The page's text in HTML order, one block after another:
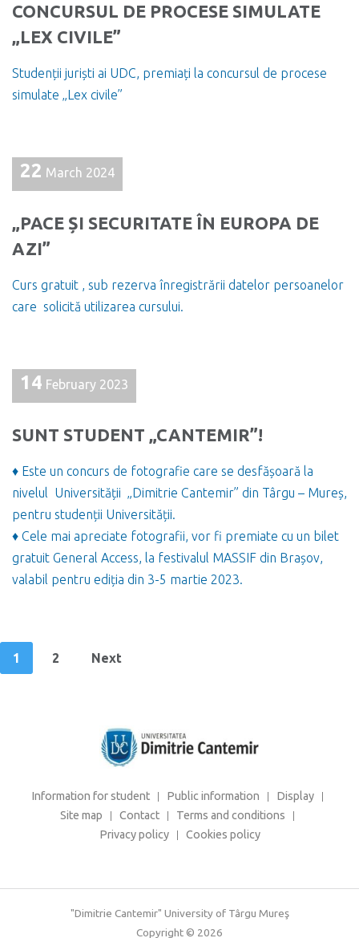
CONCURSUL DE PROCESE SIMULATE
„LEX CIVILE”
Studenții juriști ai UDC, premiați la concursul de procese
simulate „Lex civile”
22 March 2024
„PACE ȘI SECURITATE ÎN EUROPA DE
AZI”
Curs gratuit , sub rezerva înregistrării datelor persoanelor
care solicită utilizarea cursului.
14 February 2023
SUNT STUDENT „CANTEMIR”!
♦ Este un concurs de fotografie care se desfășoară la
nivelul Universității „Dimitrie Cantemir” din Târgu – Mureș,
pentru studenții Universității.
♦ Cele mai apreciate fotografii, vor fi premiate cu un bilet
gratuit General Access, la festivalul MASSIF din Brașov,
valabil pentru ediția din 3-5 martie 2023.
1 2 Next
Information for student Public information
Display
Site map
Contact
Terms and conditions
Privacy policy
Cookies policy
"Dimitrie Cantemir" University of Târgu Mureş
Copyright © 2026